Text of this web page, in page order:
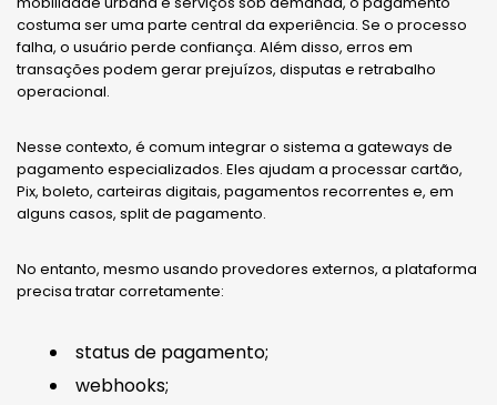
costuma ser uma parte central da experiência. Se o processo
falha, o usuário perde confiança. Além disso, erros em
transações podem gerar prejuízos, disputas e retrabalho
operacional.
Nesse contexto, é comum integrar o sistema a gateways de
pagamento especializados. Eles ajudam a processar cartão,
Pix, boleto, carteiras digitais, pagamentos recorrentes e, em
alguns casos, split de pagamento.
No entanto, mesmo usando provedores externos, a plataforma
precisa tratar corretamente:
status de pagamento;
webhooks;